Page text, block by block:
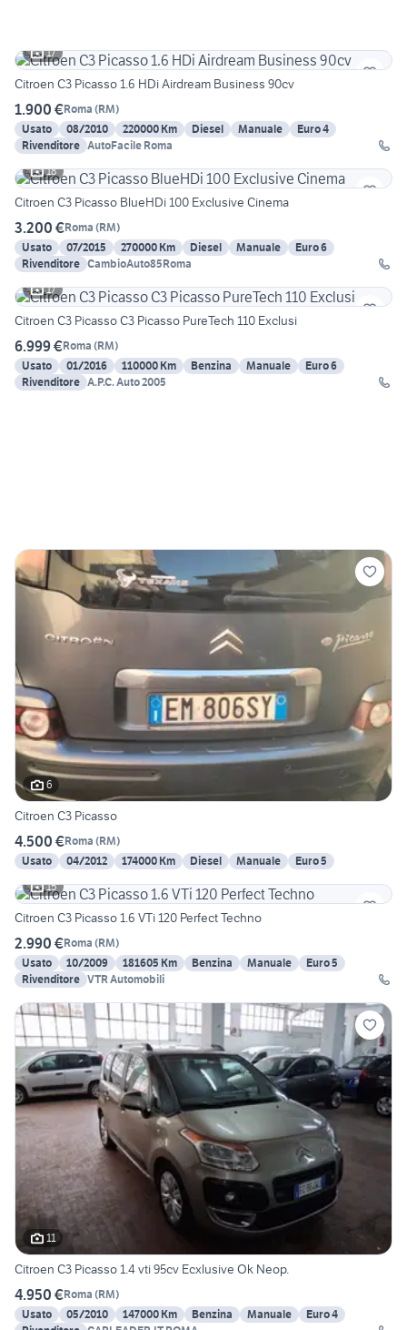
17
Citroen C3 Picasso 1.6 HDi Airdream Business 90cv
1.900 €Roma (RM)
Usato
08/2010 220000 Km Diesel Manuale
Euro 4
Rivenditore AutoFacile Roma
18
Citroen C3 Picasso BlueHDi 100 Exclusive Cinema
3.200 €Roma (RM)
Usato
07/2015 270000 Km Diesel Manuale
Euro 6
Rivenditore CambioAuto85Roma
17
Citroen C3 Picasso C3 Picasso PureTech 110 Exclusi
6.999 €Roma (RM)
Usato
01/2016 110000 Km Benzina Manuale
Euro 6
Rivenditore A.P.C. Auto 2005
6
Citroen C3 Picasso
4.500 €Roma (RM)
Usato
04/2012 174000 Km Diesel Manuale
Euro 5
15
Citroen C3 Picasso 1.6 VTi 120 Perfect Techno
2.990 €Roma (RM)
Usato
10/2009 181605 Km Benzina Manuale
Euro 5
Rivenditore VTR Automobili
11
Citroen C3 Picasso 1.4 vti 95cv Ecxlusive Ok Neop.
4.950 €Roma (RM)
Usato
05/2010 147000 Km Benzina Manuale
Euro 4